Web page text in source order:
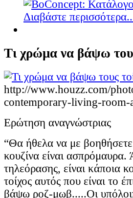
Διαβάστε
Τι χρώμα να βάψω
http://www.houzz.com/
contemporary-living-room-
Ερώτηση αναγνώστριας
“Θα ήθελα να με βοηθήσετε
κουζίνα είναι
τηλεόρασης, είναι κάποια
τοίχος αυτός που είναι το
βάψω ροζ-μωβ.....Οι